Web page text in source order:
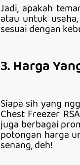
Jadi, apakah
atau untuk
sesuai dengan
3. Harga
Siapa sih yang
Chest Freezer
juga berbagai
potongan harga
senang, deh!